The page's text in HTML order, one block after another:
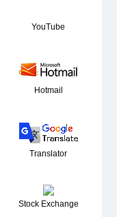
YouTube
Hotmail
Translator
Stock Exchange